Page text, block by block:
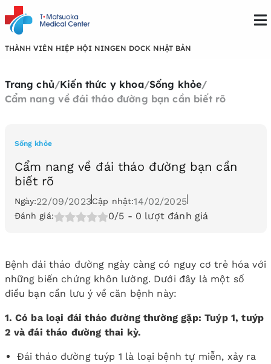
THÀNH VIÊN HIỆP HỘI NINGEN DOCK NHẬT BẢN
Trang chủ/Kiến thức y khoa/Sống khỏe/
Cẩm nang về đái tháo đường bạn cần biết rõ
Sống khỏe
Cẩm nang về đái tháo đường bạn cần
biết rõ
Ngày:22/09/2023Cập nhật:14/02/2025
Đánh giá: 0/5 - 0 lượt đánh giá
Bệnh đái tháo đường ngày càng có nguy cơ trẻ hóa với
những biến chứng khôn lường. Dưới đây là một số
điều bạn cần lưu ý về căn bệnh này:
1. Có ba loại đái tháo đường thường gặp: Tuýp 1, tuýp
2 và đái tháo đường thai kỳ.
Đái tháo đường tuýp 1 là loại bệnh tự miễn, xảy ra